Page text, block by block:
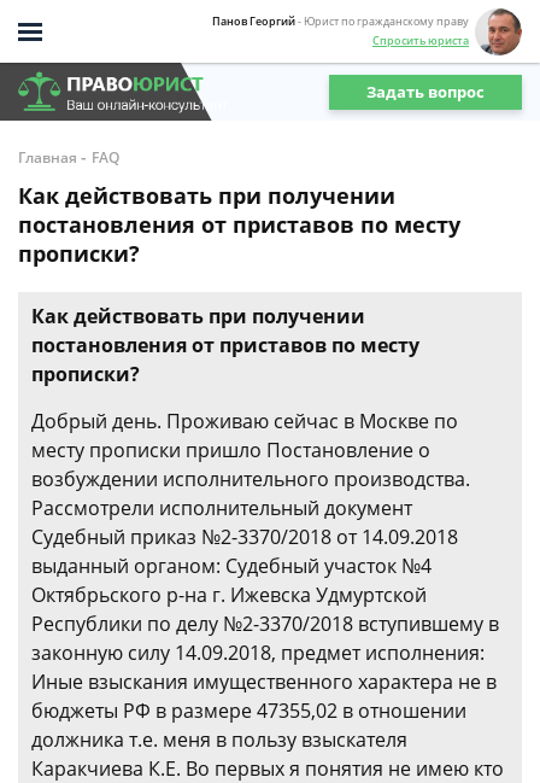
Панов Георгий- Юрист по гражданскому праву
Спросить юриста
Задать вопрос
Главная - FAQ
Как действовать при получении
постановления от приставов по месту
прописки?
Как действовать при получении
постановления от приставов по месту
прописки?
Добрый день. Проживаю сейчас в Москве по
месту прописки пришло Постановление о
возбуждении исполнительного производства.
Рассмотрели исполнительный документ
Судебный приказ №2-3370/2018 от 14.09.2018
выданный органом: Судебный участок №4
Октябрьского р-на г. Ижевска Удмуртской
Республики по делу №2-3370/2018 вступившему в
законную силу 14.09.2018, предмет исполнения:
Иные взыскания имущественного характера не в
бюджеты РФ в размере 47355,02 в отношении
должника т.е. меня в пользу взыскателя
Каракчиева К.Е. Во первых я понятия не имею кто